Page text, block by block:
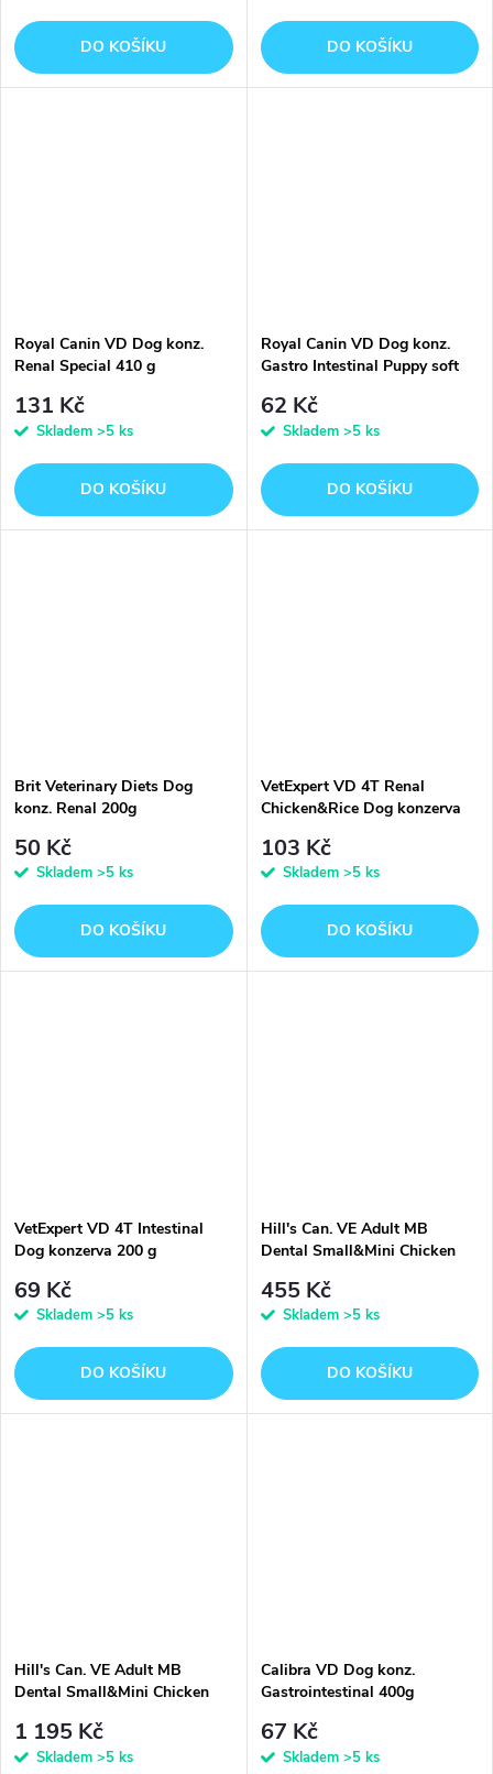
DO KOŠÍKU DO KOŠÍKU
Royal Canin VD Dog konz.
Renal Special 410 g
131 Kč
Skladem >5 ks
DO KOŠÍKU
Royal Canin VD Dog konz.
Gastro Intestinal Puppy soft
62 Kč
Skladem >5 ks
DO KOŠÍKU
Brit Veterinary Diets Dog
konz. Renal 200g
50 Kč
Skladem >5 ks
DO KOŠÍKU
VetExpert VD 4T Renal
Chicken&Rice Dog konzerva
103 Kč
Skladem >5 ks
DO KOŠÍKU
VetExpert VD 4T Intestinal
Dog konzerva 200 g
69 Kč
Skladem >5 ks
DO KOŠÍKU
Hill's Can. VE Adult MB
Dental Small&Mini Chicken
455 Kč
Skladem >5 ks
DO KOŠÍKU
Hill's Can. VE Adult MB
Dental Small&Mini Chicken
1 195 Kč
Skladem >5 ks
Calibra VD Dog konz.
Gastrointestinal 400g
67 Kč
Skladem >5 ks